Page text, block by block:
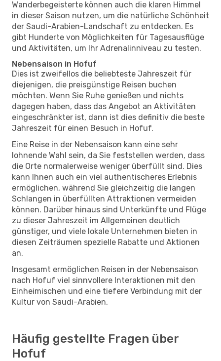
Wanderbegeisterte können auch die klaren Himmel
in dieser Saison nutzen, um die natürliche Schönheit
der Saudi-Arabien-Landschaft zu entdecken. Es
gibt Hunderte von Möglichkeiten für Tagesausflüge
und Aktivitäten, um Ihr Adrenalinniveau zu testen.
Nebensaison in Hofuf
Dies ist zweifellos die beliebteste Jahreszeit für
diejenigen, die preisgünstige Reisen buchen
möchten. Wenn Sie Ruhe genießen und nichts
dagegen haben, dass das Angebot an Aktivitäten
eingeschränkter ist, dann ist dies definitiv die beste
Jahreszeit für einen Besuch in Hofuf.
Eine Reise in der Nebensaison kann eine sehr
lohnende Wahl sein, da Sie feststellen werden, dass
die Orte normalerweise weniger überfüllt sind. Dies
kann Ihnen auch ein viel authentischeres Erlebnis
ermöglichen, während Sie gleichzeitig die langen
Schlangen in überfüllten Attraktionen vermeiden
können. Darüber hinaus sind Unterkünfte und Flüge
zu dieser Jahreszeit im Allgemeinen deutlich
günstiger, und viele lokale Unternehmen bieten in
diesen Zeiträumen spezielle Rabatte und Aktionen
an.
Insgesamt ermöglichen Reisen in der Nebensaison
nach Hofuf viel sinnvollere Interaktionen mit den
Einheimischen und eine tiefere Verbindung mit der
Kultur von Saudi-Arabien.
Häufig gestellte Fragen über
Hofuf